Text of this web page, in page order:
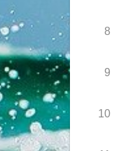
8
9
10